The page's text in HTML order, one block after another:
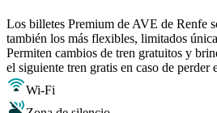
Los billetes Premium de AVE de Renfe
también los más flexibles, limitados
Permiten cambios de tren gratuitos y
el siguiente tren gratis en caso de perder
Wi-Fi